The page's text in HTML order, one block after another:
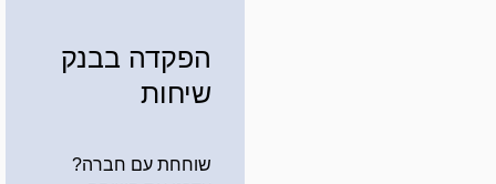
הפקדה בבנק
שיחות
שוחחת עם חברה?